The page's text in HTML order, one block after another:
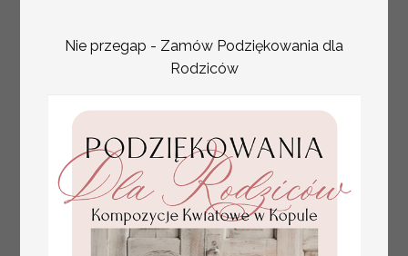
świąteczna z twoim logo,
biznesowe kartki świąteczne
z życzeniami, naturalna eko
karta swiateczna
Nie przegap - Zamów Podziękowania dla
Rodziców